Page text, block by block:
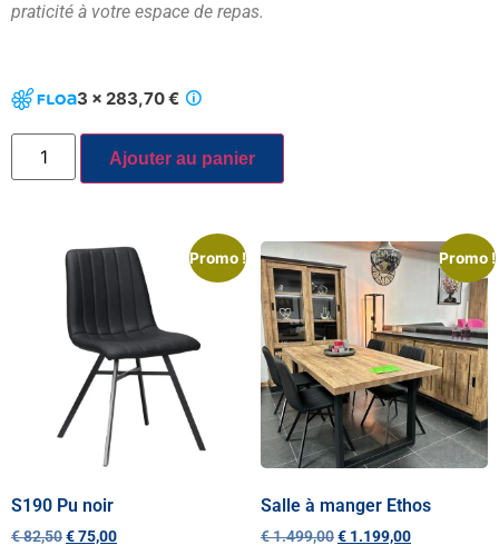
praticité à votre espace de repas.
3 x 283,70 €
Ajouter au panier
Promo !
S190 Pu noir
€82,50€75,00
Promo !
Salle à manger Ethos
€1.499,00€ 1.199,00